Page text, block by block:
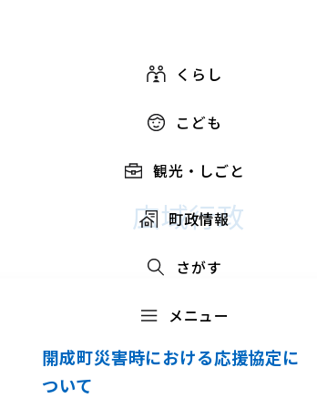
くらし
こども
観光・しごと
町政情報
さがす
メニュー
広域行政
開成町災害時における応援協定に
ついて